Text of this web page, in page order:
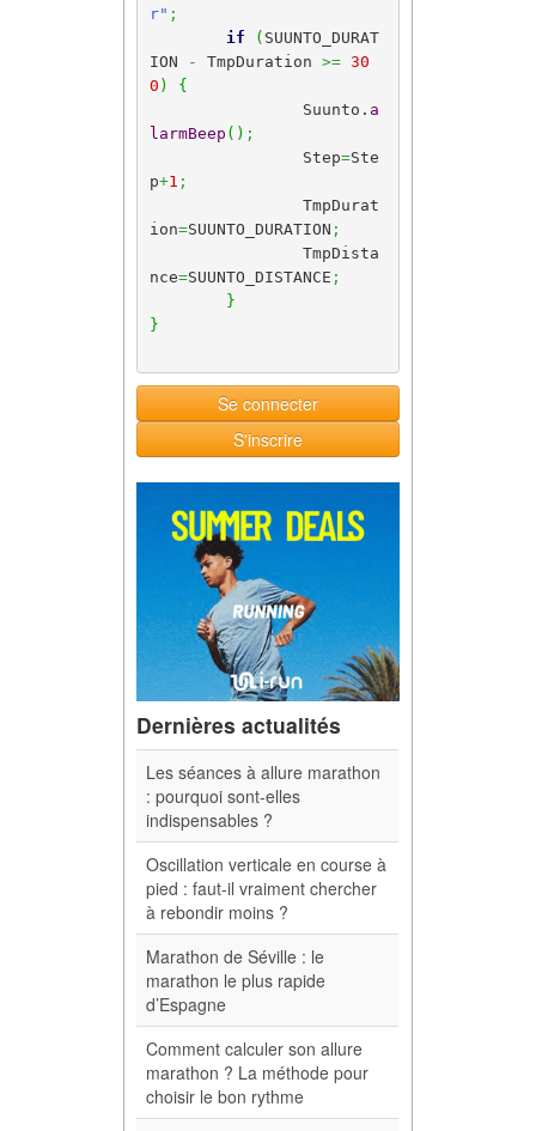
r" ;
if
( SUUNTO_DURAT
ION
- TmpDuration >= 30
0 )
{
		Suunto.
a
larmBeep ( ) ;
		Step
=Ste
p+1 ;
ion=SUUNTO_DURATION ;
nce=SUUNTO_DISTANCE ;
}
}
Se connecter
S'inscrire
Dernières actualités
Les séances à allure marathon
: pourquoi sont-elles
indispensables ?
Oscillation verticale en course à
pied : faut-il vraiment chercher
à rebondir moins ?
Marathon de Séville : le
marathon le plus rapide
d’Espagne
Comment calculer son allure
marathon ? La méthode pour
choisir le bon rythme